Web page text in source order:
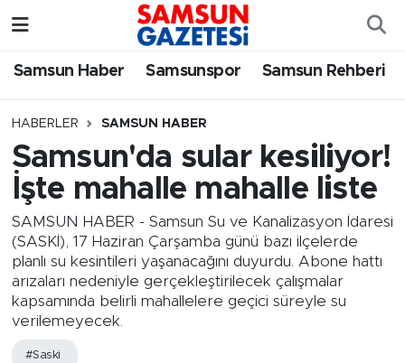
Samsun Haber Samsunspor Samsun Rehberi
HABERLER SAMSUN HABER
Samsun'da sular kesiliyor!
İşte mahalle mahalle liste
SAMSUN HABER - Samsun Su ve Kanalizasyon İdaresi
(SASKİ), 17 Haziran Çarşamba günü bazı ilçelerde
planlı su kesintileri yaşanacağını duyurdu. Abone hattı
arızaları nedeniyle gerçekleştirilecek çalışmalar
kapsamında belirli mahallelere geçici süreyle su
verilemeyecek.
#Saski
Samsun Haber
Samsun Rehberi
Samsun Nöbetçi Eczaneler
SAMSUN Namaz Vakitleri
Süper Lig Puan Durumu ve Fikstür
Tüm Manşetler